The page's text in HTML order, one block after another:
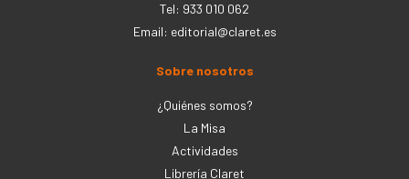
Tel: 933 010 062
Email: editorial@claret.es
Sobre nosotros
¿Quiénes somos?
La Misa
Actividades
Librería Claret